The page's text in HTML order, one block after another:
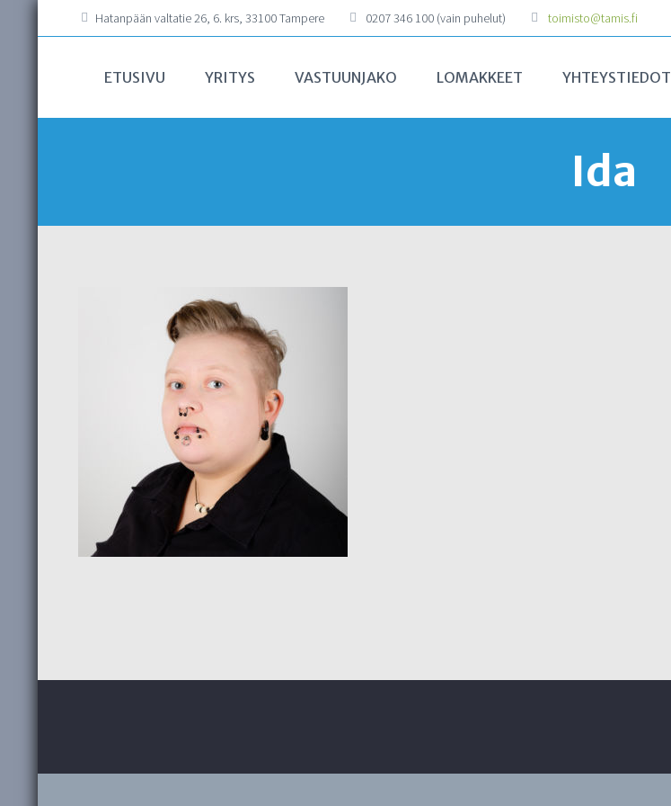
Hatanpään valtatie 26, 6. krs, 33100 Tampere 0207 346 100 (vain puhelut) toimisto@tamis.fi
ETUSIVU YRITYS VASTUUNJAKO LOMAKKEET YHTEYSTIEDOT
Ida